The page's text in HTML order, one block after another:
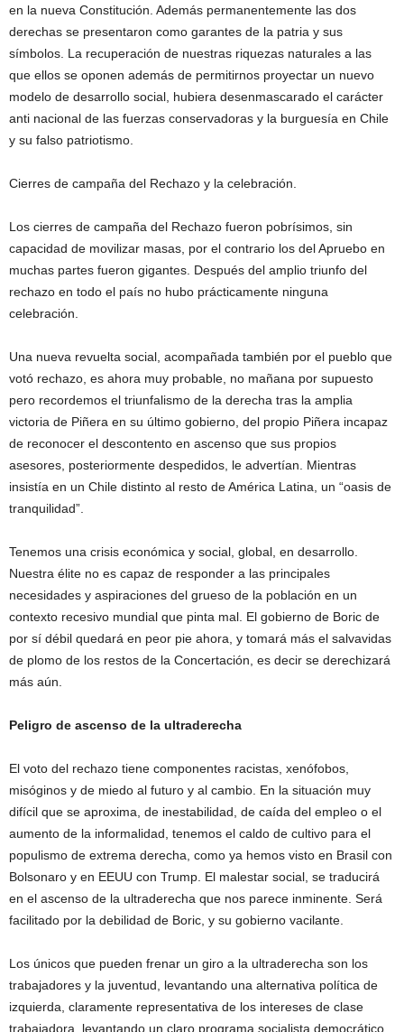
en la nueva Constitución. Además permanentemente las dos
derechas se presentaron como garantes de la patria y sus
símbolos. La recuperación de nuestras riquezas naturales a las
que ellos se oponen además de permitirnos proyectar un nuevo
modelo de desarrollo social, hubiera desenmascarado el carácter
anti nacional de las fuerzas conservadoras y la burguesía en Chile
y su falso patriotismo.
Cierres de campaña del Rechazo y la celebración.
Los cierres de campaña del Rechazo fueron pobrísimos, sin
capacidad de movilizar masas, por el contrario los del Apruebo en
muchas partes fueron gigantes. Después del amplio triunfo del
rechazo en todo el país no hubo prácticamente ninguna
celebración.
Una nueva revuelta social, acompañada también por el pueblo que
votó rechazo, es ahora muy probable, no mañana por supuesto
pero recordemos el triunfalismo de la derecha tras la amplia
victoria de Piñera en su último gobierno, del propio Piñera incapaz
de reconocer el descontento en ascenso que sus propios
asesores, posteriormente despedidos, le advertían. Mientras
insistía en un Chile distinto al resto de América Latina, un “oasis de
tranquilidad”.
Tenemos una crisis económica y social, global, en desarrollo.
Nuestra élite no es capaz de responder a las principales
necesidades y aspiraciones del grueso de la población en un
contexto recesivo mundial que pinta mal. El gobierno de Boric de
por sí débil quedará en peor pie ahora, y tomará más el salvavidas
de plomo de los restos de la Concertación, es decir se derechizará
más aún.
Peligro de ascenso de la ultraderecha
El voto del rechazo tiene componentes racistas, xenófobos,
misóginos y de miedo al futuro y al cambio. En la situación muy
difícil que se aproxima, de inestabilidad, de caída del empleo o el
aumento de la informalidad, tenemos el caldo de cultivo para el
populismo de extrema derecha, como ya hemos visto en Brasil con
Bolsonaro y en EEUU con Trump. El malestar social, se traducirá
en el ascenso de la ultraderecha que nos parece inminente. Será
facilitado por la debilidad de Boric, y su gobierno vacilante.
Los únicos que pueden frenar un giro a la ultraderecha son los
trabajadores y la juventud, levantando una alternativa política de
izquierda, claramente representativa de los intereses de clase
trabajadora, levantando un claro programa socialista democrático,